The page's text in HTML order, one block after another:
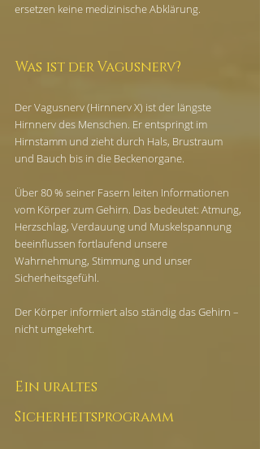
ersetzen keine medizinische Abklärung.
Was ist der Vagusnerv?
Der Vagusnerv (Hirnnerv X) ist der längste
Hirnnerv des Menschen. Er entspringt im
Hirnstamm und zieht durch Hals, Brustraum
und Bauch bis in die Beckenorgane.
Über 80 % seiner Fasern leiten Informationen
vom Körper zum Gehirn. Das bedeutet: Atmung,
Herzschlag, Verdauung und Muskelspannung
beeinflussen fortlaufend unsere
Wahrnehmung, Stimmung und unser
Sicherheitsgefühl.
Der Körper informiert also ständig das Gehirn –
nicht umgekehrt.
Ein uraltes
Sicherheitsprogramm